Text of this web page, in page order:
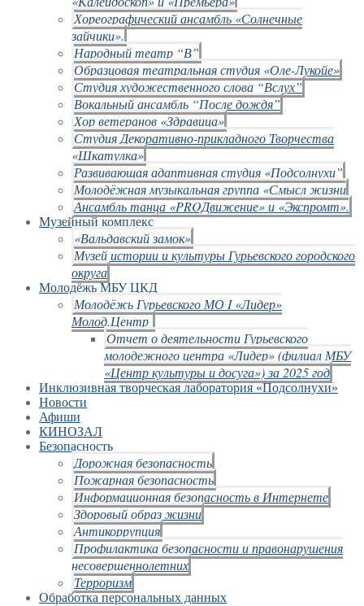
Хореографический ансамбль «Солнечные
зайчики».
Народный театр “В”
Образцовая театральная студия «Оле-Лукойе»
Студия художественного слова “Вслух”
Вокальный ансамбль “После дождя”
Хор ветеранов «Здравица»
Студия Декоративно-прикладного Творчества
«Шкатулка»
Развивающая адаптивная студия «Подсолнухи”
Молодёжная музыкальная группа «Смысл жизни
Ансамбль танца «PROДвижение» и «Экспромт».
Музейный комплекс
«Вальдавский замок»
Музей истории и культуры Гурьевского городского
округа
Молодёжь МБУ ЦКД
Молодёжь Гурьевского МО I «Лидер»
Молод.Центр
Отчет о деятельности Гурьевского
молодежного центра «Лидер» (филиал МБУ
«Центр культуры и досуга») за 2025 год
Инклюзивная творческая лаборатория «Подсолнухи»
Новости
Афиши
КИНОЗАЛ
Безопасность
Дорожная безопасность
Пожарная безопасность
Информационная безопасность в Интернете
Здоровый образ жизни
Антикоррупция
Профилактика безопасности и правонарушения
несовершеннолетних
Терроризм
Обработка персональных данных